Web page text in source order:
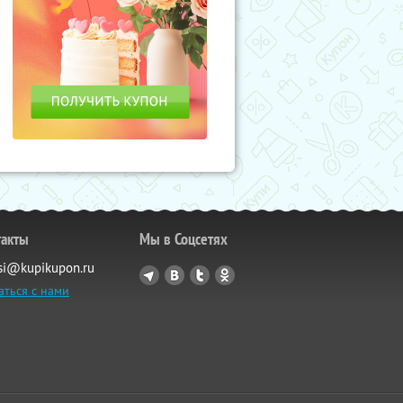
с нами
Мы в Соцсетях